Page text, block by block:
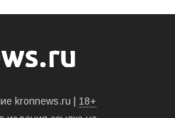
kronnews.ru | 18+